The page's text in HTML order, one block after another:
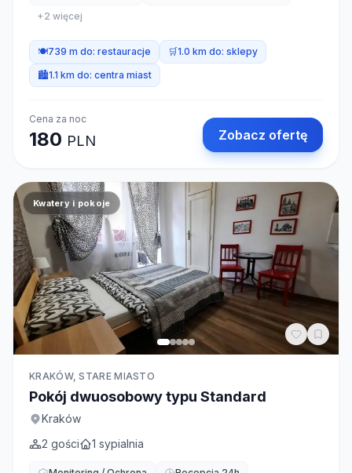
+2 więcej
🍽️739 m do: restauracje 🛒1.0 km do: sklepy
🏙️1.1 km do: centra miast
Cena za noc
180 PLN Zobacz ofertę
Kwatery i pokoje
KRAKÓW, STARE MIASTO
Pokój dwuosobowy typu Standard
Kraków
2 gości 1 sypialnia